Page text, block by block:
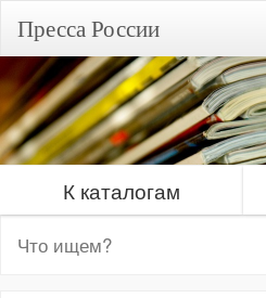
Пресса России
К каталогам